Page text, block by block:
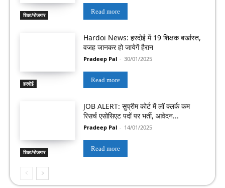
शिक्षा/रोजगार Read more
हरदोई
Hardoi News: हरदोई में 19 शिक्षक बर्खास्त,
वजह जानकर हो जायेगें हैरान
Pradeep Pal - 30/01/2025
Read more
शिक्षा/रोजगार
JOB ALERT: सुप्रीम कोर्ट में लॉ क्लर्क कम
रिसर्च एसोसिएट पदों पर भर्ती, आवेदन...
Pradeep Pal - 14/01/2025
Read more